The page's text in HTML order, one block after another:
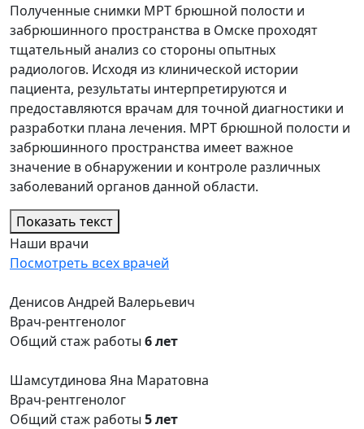
Полученные снимки МРТ брюшной полости и
забрюшинного пространства в Омске проходят
тщательный анализ со стороны опытных
радиологов. Исходя из клинической истории
пациента, результаты интерпретируются и
предоставляются врачам для точной диагностики и
разработки плана лечения. МРТ брюшной полости и
забрюшинного пространства имеет важное
значение в обнаружении и контроле различных
заболеваний органов данной области.
Показать текст
Наши врачи
Посмотреть всех врачей
Денисов Андрей Валерьевич
Врач-рентгенолог
Общий стаж работы 6 лет
Шамсутдинова Яна Маратовна
Врач-рентгенолог
Общий стаж работы 5 лет